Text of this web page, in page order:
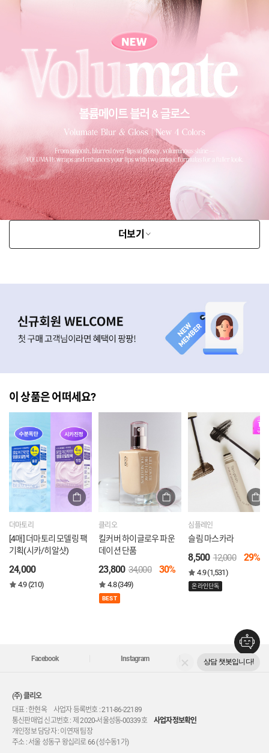
더보기
이 상품은 어떠세요?
더마토리
[4매] 더마토리 모델링 팩
기획(시카/히알샷)
24,000
4.9 (210)
클리오
킬커버 하이글로우 파운
데이션 단품
23,800 34,000 30%
4.8 (349)
BEST
심플레인
슬림 마스카라
8,500 12,000 29%
4.9 (1,531)
온라인단독
Facebook Instagram Youtube
(주) 클리오
대표 : 한현옥 사업자 등록번호 : 211-86-22189
통신판매업 신고번호 : 제 2020-서울성동-00339호사업자정보확인
개인정보 담당자 : 이연재 팀장
주소 : 서울 성동구 왕십리로 66 (성수동1가)
상담 챗봇입니다!